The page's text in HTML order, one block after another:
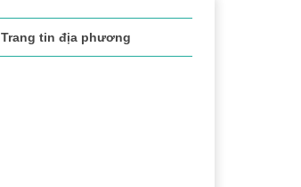
Trang tin địa phương